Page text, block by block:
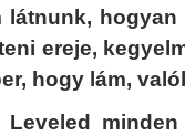
látnunk,
ereje,
hogy lám,
Leveled